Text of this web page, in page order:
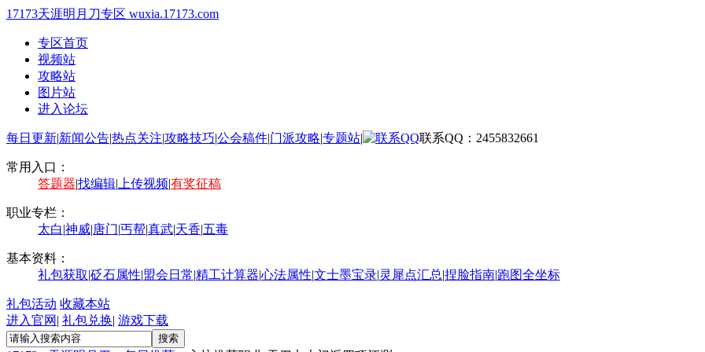
17173天涯明月刀专区 wuxia.17173.com
专区首页
视频站
攻略站
图片站
进入论坛
每日更新|新闻公告|热点关注|攻略技巧|公会稿件|门派攻略|专题站| 联系QQ：2455832661
常用入口：
答题器|找编辑| 上传视频|有奖征稿
职业专栏：
太白|神威|唐门|丐帮|真武|天香|五毒
基本资料：
礼包获取|砭石属性|盟会日常|精工计算器|心法属性|文士墨宝录|灵犀点汇总|捏脸指南|跑图全坐标
礼包活动 收藏本站
进入官网 | 礼包兑换| 游戏下载